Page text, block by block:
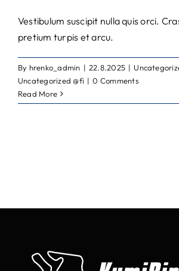
Vestibulum suscipit nulla quis orci.
pretium turpis et arcu.
By hrenko_admin | 22.8.2025 |
Uncategorized @fi | 0 Comments
Read More